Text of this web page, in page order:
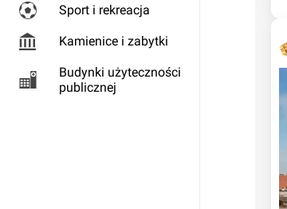
Sport i rekreacja
Kamienice i zabytki
Budynki użyteczności
publicznej